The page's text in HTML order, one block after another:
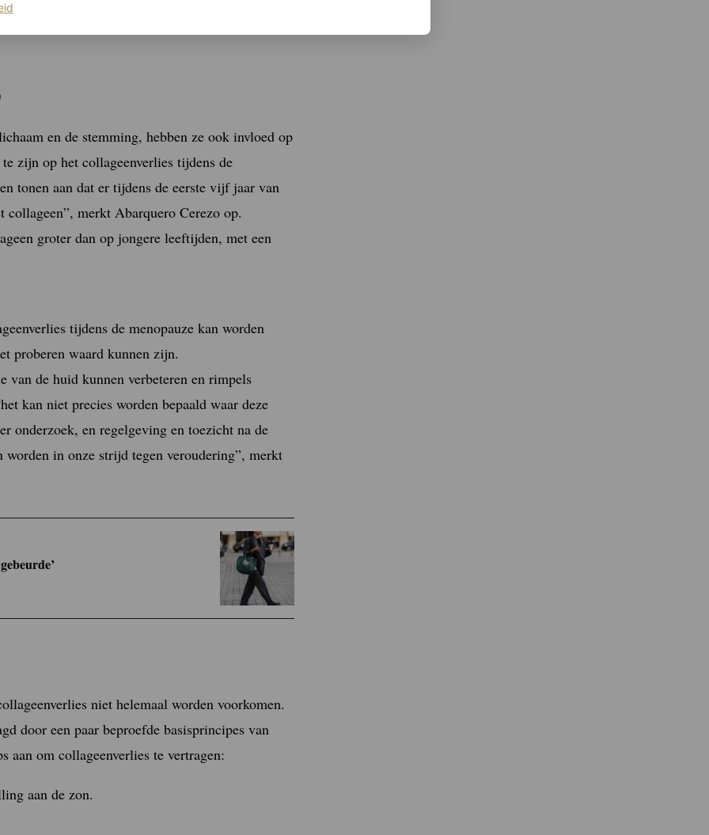
gewrichtspijn en spierzwakte optreden.
en de stemming, hebben ze ook invloed op
zijn op het collageenverlies tijdens de
tonen aan dat er tijdens de eerste vijf jaar van
collageen”, merkt Abarquero Cerezo op.
groter dan op jongere leeftijden, met een
tijdens de menopauze kan worden
proberen waard kunnen zijn.
van de huid kunnen verbeteren en rimpels
kan niet precies worden bepaald waar deze
onderzoek, en regelgeving en toezicht na de
in onze strijd tegen veroudering”, merkt
niet helemaal worden voorkomen.
door een paar beproefde basisprincipes van
aan om collageenverlies te vertragen:
aan de zon.